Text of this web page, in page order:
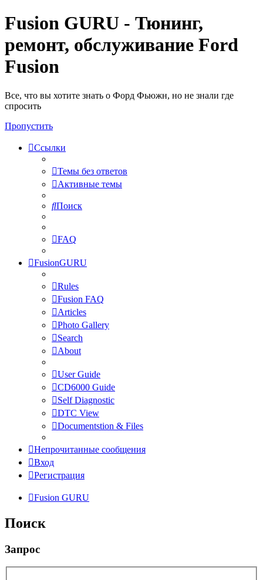
Fusion GURU - Тюнинг,
ремонт, обслуживание Ford
Fusion
Все, что вы хотите знать о Форд Фьюжн, но не знали где
спросить
Пропустить
Ссылки
Темы без ответов
Активные темы
Поиск
FAQ
FusionGURU
Rules
Fusion FAQ
Articles
Photo Gallery
Search
About
User Guide
CD6000 Guide
Self Diagnostic
DTC View
Documentstion & Files
Непрочитанные сообщения
Вход
Регистрация
Fusion GURU
Поиск
Запрос